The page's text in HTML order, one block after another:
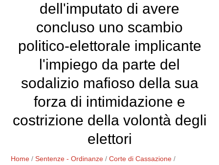
dell'imputato di avere
concluso uno scambio
politico-elettorale implicante
l'impiego da parte del
sodalizio mafioso della sua
forza di intimidazione e
costrizione della volontà degli
elettori
Home /Sentenze - Ordinanze /Corte di Cassazione /